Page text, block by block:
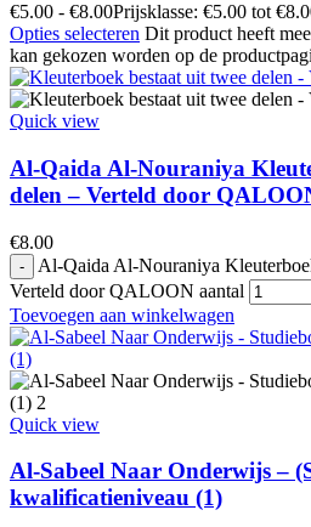
€5.00 - €8.00Prijsklasse: €5.00 tot
Opties selecteren Dit product heeft
kan gekozen worden op de
Quick view
Al-Qaida Al-Nouraniya
delen – Verteld door
€8.00
Al-Qaida Al-Nouraniya
Verteld door QALOON aantal
Toevoegen aan winkelwagen
Quick view
Al-Sabeel Naar Onderwijs –
kwalificatieniveau (1)